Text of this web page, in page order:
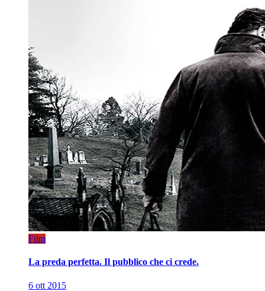
Film
La preda perfetta. Il pubblico che ci crede.
6 ott 2015